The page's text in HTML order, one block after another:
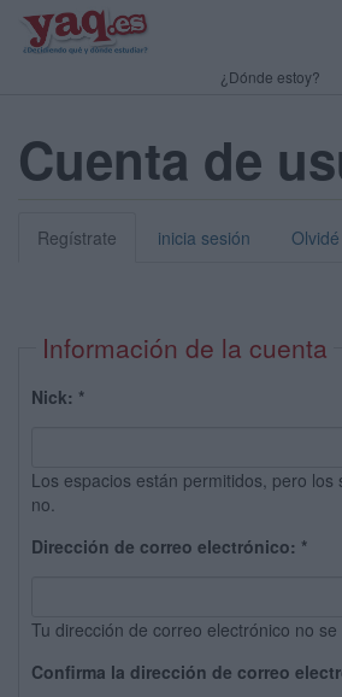
¿Dónde estoy?
Cuenta de
Regístrate inicia sesión
Información de la cuenta
Nick: *
Los espacios están permitidos, pero los
no.
Dirección de correo electrónico: *
Tu dirección de correo electrónico no
Confirma la dirección de correo